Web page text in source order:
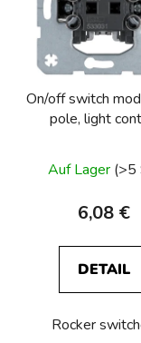
On/off switch
pole, light
Auf Lager (>5
6,08 €
DETAIL
Rocker